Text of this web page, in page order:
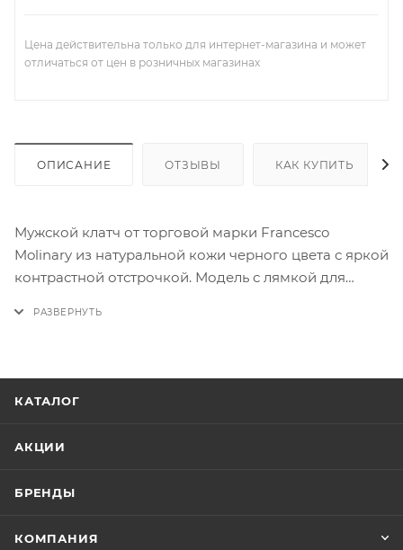
Цена действительна только для интернет-магазина и может
отличаться от цен в розничных магазинах
ОПИСАНИЕ ОТЗЫВЫ КАК КУПИТЬ
Мужской клатч от торговой марки Francesco
Molinary из натуральной кожи черного цвета с яркой
контрастной отстрочкой. Модель с лямкой для
КАТАЛОГ
АКЦИИ
БРЕНДЫ
КОМПАНИЯ